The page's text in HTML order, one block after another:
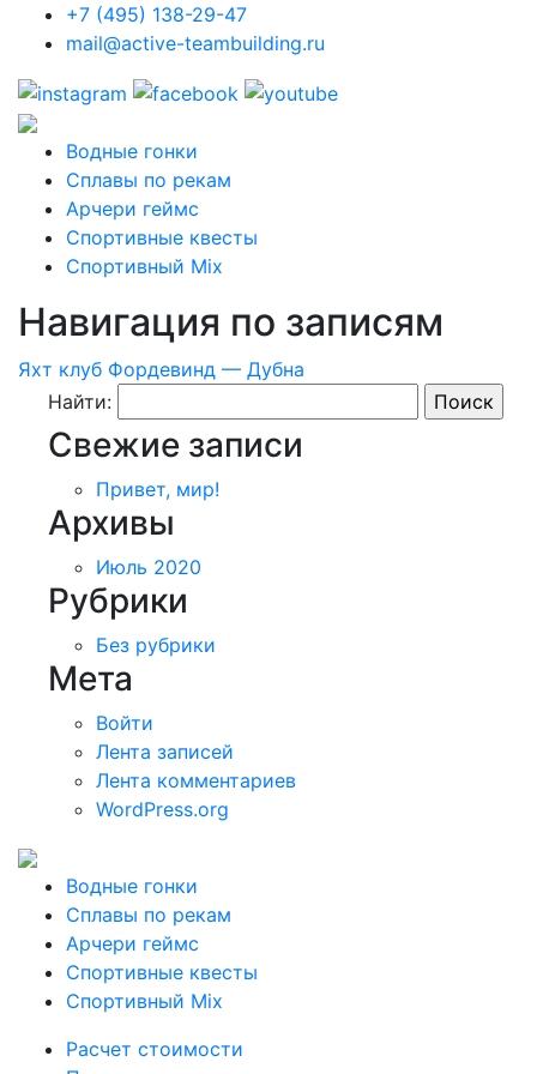
+7 (495) 138-29-47
mail@active-teambuilding.ru
Водные гонки
Сплавы по рекам
Арчери геймс
Спортивные квесты
Спортивный Mix
Навигация по записям
Яхт клуб Фордевинд — Дубна
Найти:
Свежие записи
Привет, мир!
Архивы
Июль 2020
Рубрики
Без рубрики
Мета
Войти
Лента записей
Лента комментариев
WordPress.org
Водные гонки
Сплавы по рекам
Арчери геймс
Спортивные квесты
Спортивный Mix
Расчет стоимости